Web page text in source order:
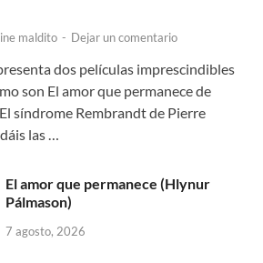
maldito - Dejar un comentario
dos películas imprescindibles
son El amor que permanece de
síndrome Rembrandt de Pierre
las …
El amor que permanece (Hlynur
Pálmason)
7 agosto, 2026